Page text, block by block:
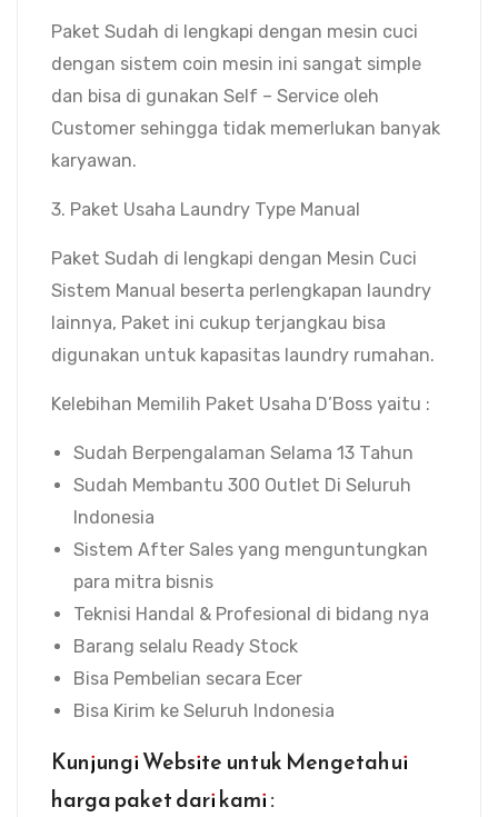
Paket Sudah di lengkapi dengan mesin cuci
dengan sistem coin mesin ini sangat simple
dan bisa di gunakan Self – Service oleh
Customer sehingga tidak memerlukan banyak
karyawan.
3. Paket Usaha Laundry Type Manual
Paket Sudah di lengkapi dengan Mesin Cuci
Sistem Manual beserta perlengkapan laundry
lainnya, Paket ini cukup terjangkau bisa
digunakan untuk kapasitas laundry rumahan.
Kelebihan Memilih Paket Usaha D’Boss yaitu :
Sudah Berpengalaman Selama 13 Tahun
Sudah Membantu 300 Outlet Di Seluruh
Indonesia
Sistem After Sales yang menguntungkan
para mitra bisnis
Teknisi Handal & Profesional di bidang nya
Barang selalu Ready Stock
Bisa Pembelian secara Ecer
Bisa Kirim ke Seluruh Indonesia
Kunjungi Website untuk Mengetahui
harga paket dari kami :